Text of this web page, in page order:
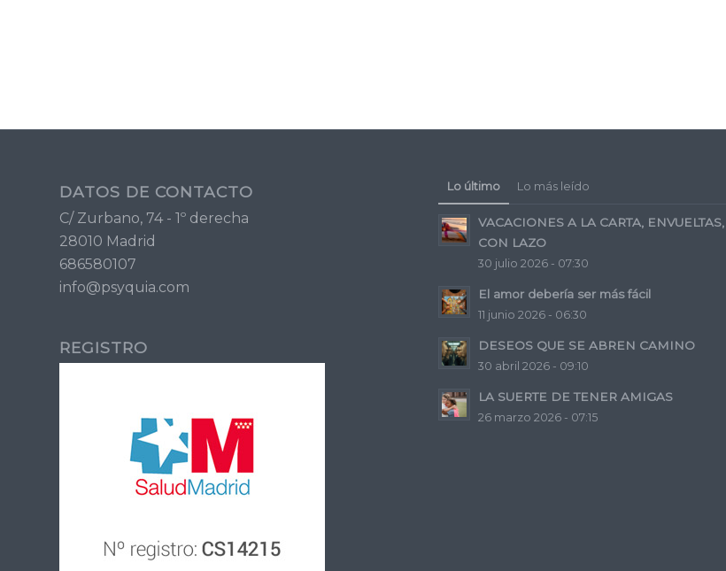
DATOS DE CONTACTO
C/ Zurbano, 74 - 1º derecha
28010 Madrid
686580107
info@psyquia.com
REGISTRO
Lo último Lo más leído
VACACIONES A LA CARTA, ENVUELTAS,
CON LAZO
30 julio 2026 - 07:30
El amor debería ser más fácil
11 junio 2026 - 06:30
DESEOS QUE SE ABREN CAMINO
30 abril 2026 - 09:10
LA SUERTE DE TENER AMIGAS
26 marzo 2026 - 07:15